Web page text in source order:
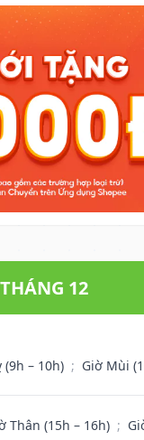
12
(9h – 10h) ; Giờ Mùi
Thân (15h – 16h) ;